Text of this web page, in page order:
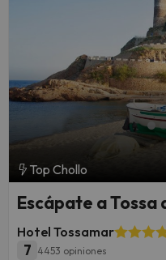
Top Chollo
Escápate a Tossa
Hotel Tossamar
7 4453 opiniones